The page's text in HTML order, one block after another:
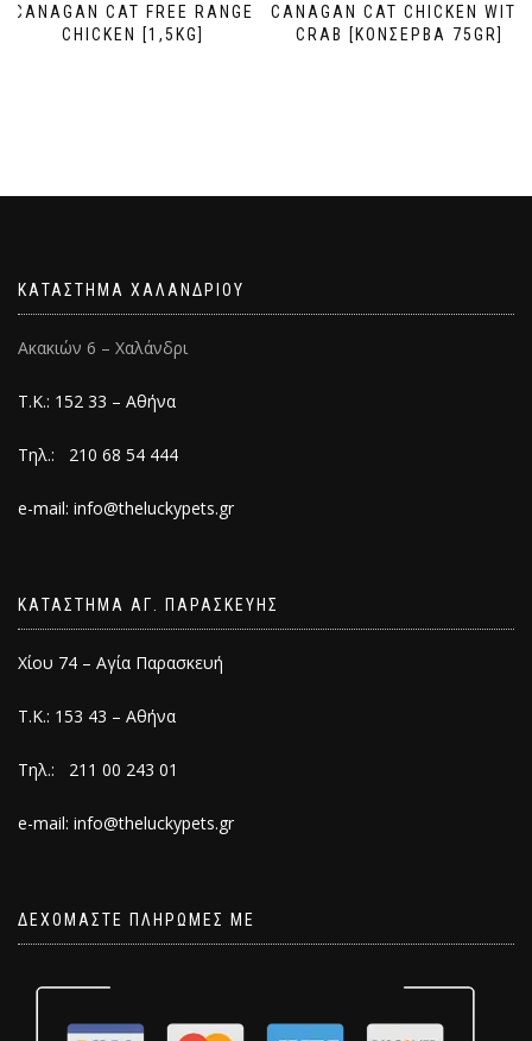
CANAGAN CAT FREE RANGE
CHICKEN [1,5KG]
CANAGAN CAT CHICKEN WITH
CRAB [ΚΟΝΣΕΡΒΑ 75GR]
ΚΑΤΑΣΤΗΜΑ ΧΑΛΑΝΔΡΙΟΥ
Ακακιών 6 – Χαλάνδρι
Τ.Κ.: 152 33 – Αθήνα
Τηλ.: 210 68 54 444
e-mail: info@theluckypets.gr
ΚΑΤΑΣΤΗΜΑ ΑΓ. ΠΑΡΑΣΚΕΥΗΣ
Χίου 74 – Αγία Παρασκευή
Τ.Κ.: 153 43 – Αθήνα
Τηλ.: 211 00 243 01
e-mail: info@theluckypets.gr
ΔΕΧΟΜΑΣΤΕ ΠΛΗΡΩΜΕΣ ΜΕ